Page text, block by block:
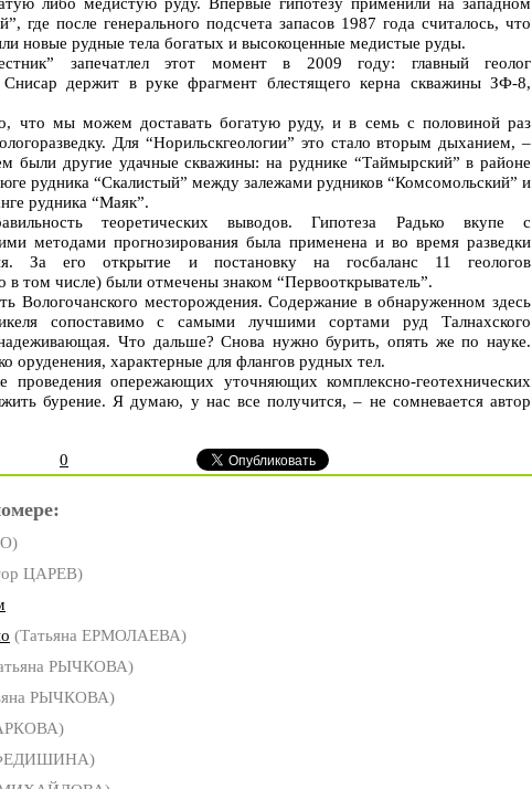
где после генерального подсчета запасов 1987 года считалось, что
новые рудные тела богатых и высокоценные медистые руды.
запечатлел этот момент в 2009 году: главный геолог
Снисар держит в руке фрагмент блестящего керна скважины ЗФ-8,
что мы можем доставать богатую руду, и в семь с половиной раз
Для “Норильскгеологии” это стало вторым дыханием, –
были другие удачные скважины: на руднике “Таймырский” в районе
рудника “Скалистый” между залежами рудников “Комсомольский” и
рудника “Маяк”.
теоретических выводов. Гипотеза Радько вкупе с
методами прогнозирования была применена и во время разведки
За его открытие и постановку на госбаланс 11 геологов
в том числе) были отмечены знаком “Первооткрыватель”.
Вологочанского месторождения. Содержание в обнаруженном здесь
сопоставимо с самыми лучшими сортами руд Талнахского
Что дальше? Снова нужно бурить, опять же по науке.
оруденения, характерные для флангов рудных тел.
опережающих уточняющих комплексно-геотехнических
бурение. Я думаю, у нас все получится, – не сомневается автор
0
ЦАРЕВ)
(Татьяна ЕРМОЛАЕВА)
РЫЧКОВА)
РЫЧКОВА)